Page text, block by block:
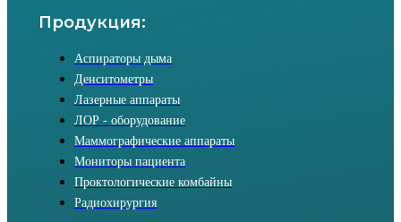
Продукция:
Аспираторы дыма
Денситометры
Лазерные аппараты
ЛОР - оборудование
Маммографические аппараты
Мониторы пациента
Проктологические комбайны
Радиохирургия